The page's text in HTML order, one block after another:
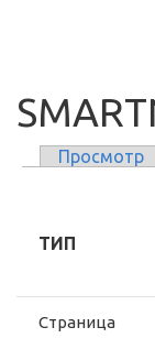
Просмотр
ТИП
Страница